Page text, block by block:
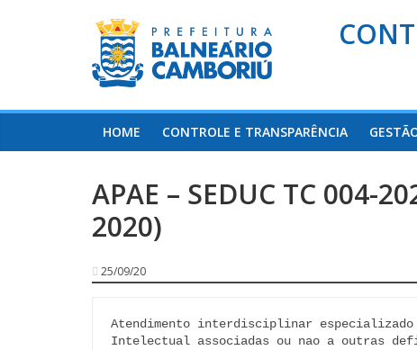
HOME CONTROLE E TRANSPARÊNCIA
APAE – SEDUC TC 004-
2020)
25/09/20
Atendimento interdisciplinar
Intelectual associadas ou nao a outras